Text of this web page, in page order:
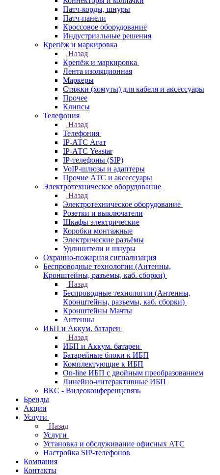
Патч-корды, шнуры
Патч-панели
Кроссовое оборудование
Индустриальные решения
Крепёж и маркировка
Назад
Крепёж и маркировка
Лента изоляционная
Маркеры
Стяжки (хомуты) для кабеля и аксессуары
Прочее
Клипсы
Телефония
Назад
Телефония
IP-АТС Агат
IP-АТС Yeastar
IP-телефоны (SIP)
VoIP-шлюзы и адаптеры
Прочие АТС и аксессуары
Электротехническое оборудование
Назад
Электротехническое оборудование
Розетки и выключатели
Шкафы электрические
Коробки монтажные
Электрические разъёмы
Удлинители и шнуры
Охранно-пожарная сигнализация
Беспроводные технологии (Антенны,
Кронштейны, разъемы, каб. сборки)
Назад
Беспроводные технологии (Антенны,
Кронштейны, разъемы, каб. сборки)
Кронштейны Мачты
Антенны
ИБП и Аккум. батареи
Назад
ИБП и Аккум. батареи
Батарейные блоки к ИБП
Комплектующие к ИБП
On-line ИБП с двойным преобразованием
Линейно-интерактивные ИБП
ВКС - Видеоконференцсвязь
Бренды
Акции
Услуги
Назад
Услуги
Установка и обслуживание офисных АТС
Настройка SIP-телефонов
Компания
Контакты